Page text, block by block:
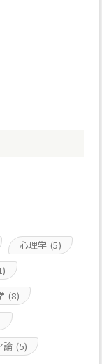
心理学 (5)
(8)
論 (5)